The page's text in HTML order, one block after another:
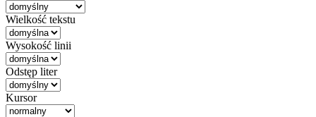
Wielkość tekstu
Wysokość linii
Odstęp liter
Kursor